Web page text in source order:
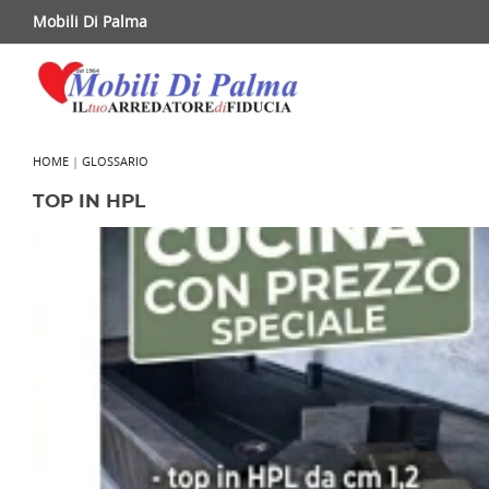
Mobili Di Palma
HOME | GLOSSARIO
TOP IN HPL